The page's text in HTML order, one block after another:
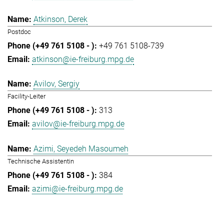
Atkinson, Derek
Postdoc
+49 761 5108-739
atkinson@ie-freiburg.mpg.de
Avilov, Sergiy
Facility-Leiter
313
avilov@ie-freiburg.mpg.de
Azimi, Seyedeh Masoumeh
Technische Assistentin
384
azimi@ie-freiburg.mpg.de